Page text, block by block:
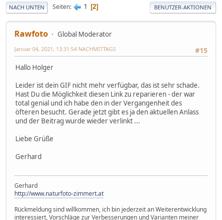
NACH UNTEN Seiten 1 2 BENUTZER-AKTIONEN
Rawfoto
Global Moderator
#15
Januar 04, 2021, 13:31:54 NACHMITTAGS
Hallo Holger
Leider ist dein GIF nicht mehr verfügbar, das ist sehr schade.
Hast Du die Möglichkeit diesen Link zu reparieren - der war
total genial und ich habe den in der Vergangenheit des
öfteren besucht. Gerade jetzt gibt es ja den aktuellen Anlass
und der Beitrag wurde wieder verlinkt ...
Liebe Grüße
Gerhard
Gerhard
http://www.naturfoto-zimmert.at
Rückmeldung sind willkommen, ich bin jederzeit an Weiterentwicklung
interessiert, Vorschläge zur Verbesserungen und Varianten meiner